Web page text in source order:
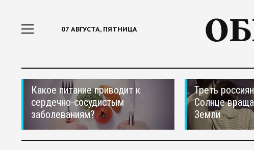
07 АВГУСТА, ПЯТНИЦА
Какое питание приводит к
сердечно-сосудистым
заболеваниям?
Треть
Солнце
Земли